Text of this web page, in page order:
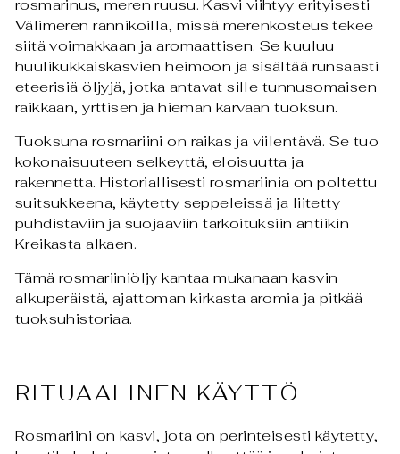
rosmarinus, meren ruusu. Kasvi viihtyy erityisesti
Välimeren rannikoilla, missä merenkosteus tekee
siitä voimakkaan ja aromaattisen. Se kuuluu
huulikukkaiskasvien heimoon ja sisältää runsaasti
eteerisiä öljyjä, jotka antavat sille tunnusomaisen
raikkaan, yrttisen ja hieman karvaan tuoksun.
Tuoksuna rosmariini on raikas ja viilentävä. Se tuo
kokonaisuuteen selkeyttä, eloisuutta ja
rakennetta. Historiallisesti rosmariinia on poltettu
suitsukkeena, käytetty seppeleissä ja liitetty
puhdistaviin ja suojaaviin tarkoituksiin antiikin
Kreikasta alkaen.
Tämä rosmariiniöljy kantaa mukanaan kasvin
alkuperäistä, ajattoman kirkasta aromia ja pitkää
tuoksuhistoriaa.
RITUAALINEN KÄYTTÖ
Rosmariini on kasvi, jota on perinteisesti käytetty,